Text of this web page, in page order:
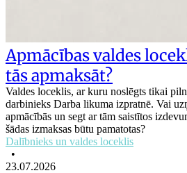
Apmācības valdes
tās apmaksāt?
Valdes loceklis, ar kuru noslēgts tikai
darbinieks Darba likuma izpratnē. Vai
apmācībās un segt ar tām saistītos
šādas izmaksas būtu pamatotas?
Dalībnieks un valdes loceklis
•
23.07.2026